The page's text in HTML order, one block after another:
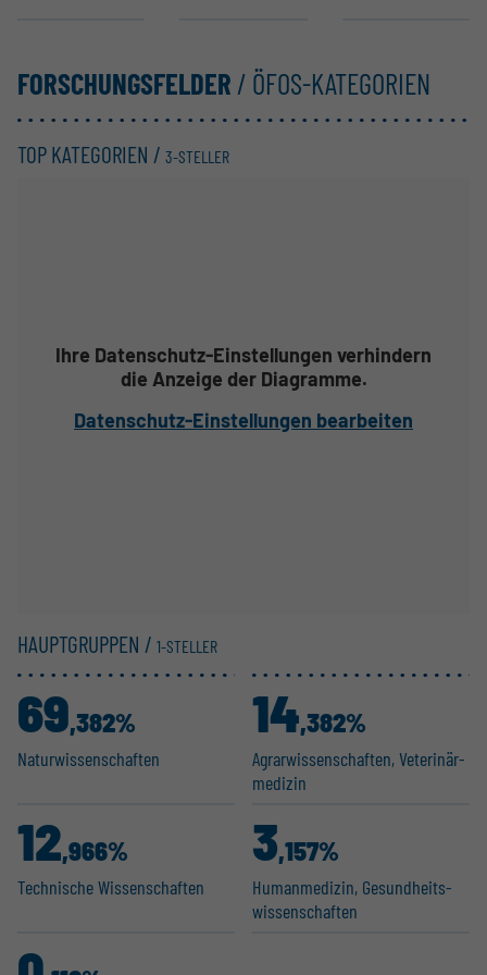
FORSCHUNGSFELDER / ÖFOS-KATEGORIEN
TOP KATEGORIEN / 3-STELLER
Ihre Datenschutz-Einstellungen verhindern
die Anzeige der Diagramme.
Datenschutz-Einstellungen bearbeiten
HAUPTGRUPPEN / 1-STELLER
Natur­wis­sen­schaften
69,382%
Agrar­wis­sen­schaften, Veteri­när­
m­e­dizin
14,382%
Technische Wissen­schaften
12,966%
Human­me­dizin, Gesund­heits­
wis­sen­schaften
3,157%